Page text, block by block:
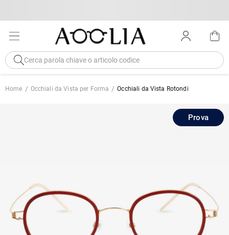
Home Occhiali da Vista per Forma Occhiali da Vista Rotondi
Prova